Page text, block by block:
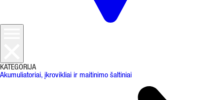
KATEGORIJA
Akumuliatoriai, įkrovikliai ir maitinimo šaltiniai